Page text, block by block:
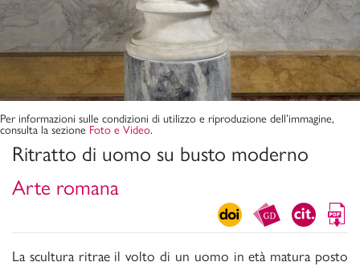
Ritratto di uomo su busto moderno
Arte romana
La scultura ritrae il volto di un uomo in età matura posto
Per informazioni sulle condizioni di utilizzo e riproduzione dell’immagine,
consulta la sezione Foto e Video.